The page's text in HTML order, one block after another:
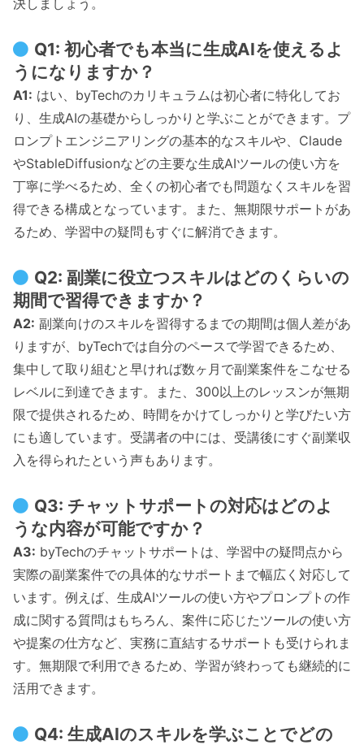
決しましょう。
Q1: 初心者でも本当に生成AIを使えるよ
うになりますか？
A1: はい、byTechのカリキュラムは初心者に特化してお
り、生成AIの基礎からしっかりと学ぶことができます。プ
ロンプトエンジニアリングの基本的なスキルや、Claude
やStableDiffusionなどの主要な生成AIツールの使い方を
丁寧に学べるため、全くの初心者でも問題なくスキルを習
得できる構成となっています。また、無期限サポートがあ
るため、学習中の疑問もすぐに解消できます。
Q2: 副業に役立つスキルはどのくらいの
期間で習得できますか？
A2: 副業向けのスキルを習得するまでの期間は個人差があ
りますが、byTechでは自分のペースで学習できるため、
集中して取り組むと早ければ数ヶ月で副業案件をこなせる
レベルに到達できます。また、300以上のレッスンが無期
限で提供されるため、時間をかけてしっかりと学びたい方
にも適しています。受講者の中には、受講後にすぐ副業収
入を得られたという声もあります。
Q3: チャットサポートの対応はどのよ
うな内容が可能ですか？
A3: byTechのチャットサポートは、学習中の疑問点から
実際の副業案件での具体的なサポートまで幅広く対応して
います。例えば、生成AIツールの使い方やプロンプトの作
成に関する質問はもちろん、案件に応じたツールの使い方
や提案の仕方など、実務に直結するサポートも受けられま
す。無期限で利用できるため、学習が終わっても継続的に
活用できます。
Q4: 生成AIのスキルを学ぶことでどの